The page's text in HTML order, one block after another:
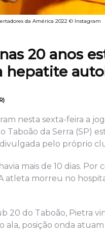
da América 2022 © Instagram
20 anos
hepatite
nesta sexta-feira a
Taboão da Serra (SP)
pelo próprio
mais de 10 dias.
atleta morreu no
20 do Taboão, Pietra
ala, posição onda